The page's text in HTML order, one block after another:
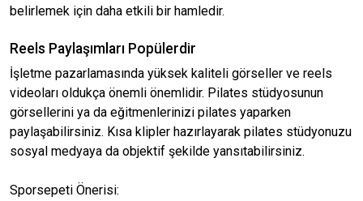
belirlemek için daha etkili bir hamledir.
Reels Paylaşımları Popülerdir
İşletme pazarlamasında yüksek kaliteli görseller ve reels
videoları oldukça önemli önemlidir. Pilates stüdyosunun
görsellerini ya da eğitmenlerinizi pilates yaparken
paylaşabilirsiniz. Kısa klipler hazırlayarak pilates stüdyonuzu
sosyal medyaya da objektif şekilde yansıtabilirsiniz.
Sporsepeti Önerisi: